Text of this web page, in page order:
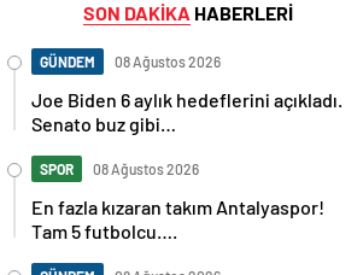
SON DAKİKA HABERLERİ
GÜNDEM 08 Ağustos 2026
Joe Biden 6 aylık hedeflerini açıkladı.
Senato buz gibi…
SPOR 08 Ağustos 2026
En fazla kızaran takım Antalyaspor!
Tam 5 futbolcu….